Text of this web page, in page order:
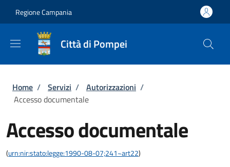
Regione Campania
Città di Pompei
Briciole di pane
Home / Servizi / Autorizzazioni /
Accesso documentale
Accesso documentale
(urn:nir:stato:legge:1990-08-07;241~art22)